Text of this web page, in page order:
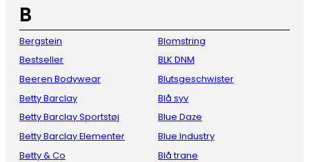
B
Bergstein
Bestseller
Beeren Bodywear
Betty Barclay
Betty Barclay Sportstøj
Betty Barclay Elementer
Betty & Co
Blomstring
BLK DNM
Blutsgeschwister
Blå syv
Blue Daze
Blue Industry
Blå trane